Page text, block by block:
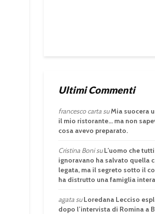
Ultimi Commenti
francesco cartasuMia suocera
il mio ristorante… ma non
cosa avevo preparato.
Cristina BonisuL’uomo che tutti
ignoravano ha salvato quella
legata, ma il segreto sotto il
ha distrutto una famiglia intera
agatasuLoredana Lecciso
dopo l’intervista di Romina a